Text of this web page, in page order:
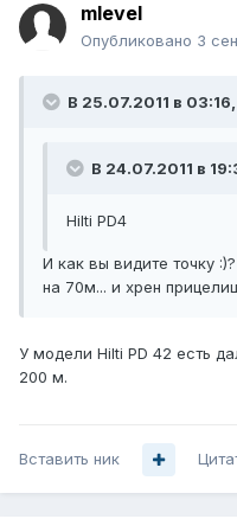
mlevel
Опубликовано 3
В 25.07.2011 в
В 24.07.2011 в
Hilti PD4
И как вы видите точку
на 70м... и хрен
У модели Hilti PD 42 есть
200 м.
Вставить ник